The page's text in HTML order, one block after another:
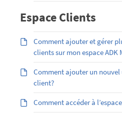
Espace Clients
Comment ajouter et gérer
clients sur mon espace ADK
Comment ajouter un
client?
Comment accéder à